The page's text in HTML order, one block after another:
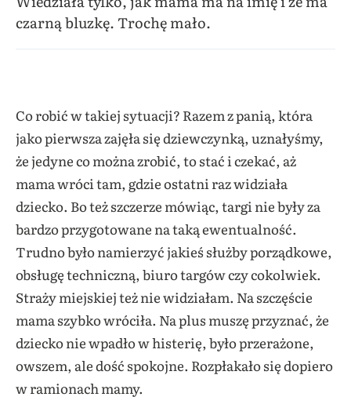
czarną bluzkę. Trochę mało.
Co robić w takiej sytuacji? Razem z panią, która
jako pierwsza zajęła się dziewczynką, uznałyśmy,
że jedyne co można zrobić, to stać i czekać, aż
mama wróci tam, gdzie ostatni raz widziała
dziecko. Bo też szczerze mówiąc, targi nie były za
bardzo przygotowane na taką ewentualność.
Trudno było namierzyć jakieś służby porządkowe,
obsługę techniczną, biuro targów czy cokolwiek.
Straży miejskiej też nie widziałam. Na szczęście
mama szybko wróciła. Na plus muszę przyznać, że
dziecko nie wpadło w histerię, było przerażone,
owszem, ale dość spokojne. Rozpłakało się dopiero
w ramionach mamy.